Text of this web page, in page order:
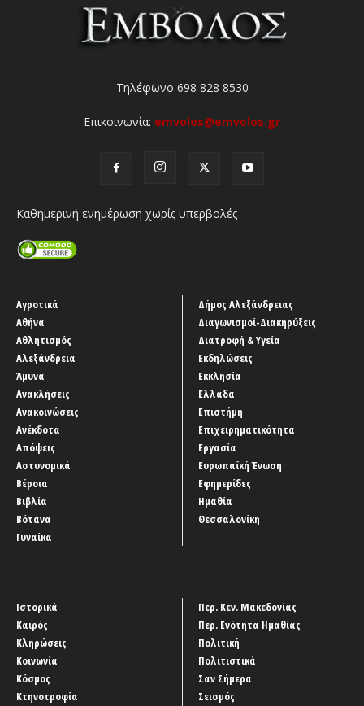
Τηλέφωνο 698 828 8530
Επικοινωνία: emvolos@emvolos.gr
Καθημερινή ενημέρωση χωρίς υπερβολές
Αγροτικά
Αθήνα
Αθλητισμός
Αλεξάνδρεια
Άμυνα
Ανακλήσεις
Ανακοινώσεις
Ανέκδοτα
Απόψεις
Αστυνομικά
Βέροια
Βιβλία
Βότανα
Γυναίκα
Δήμος Αλεξάνδρειας
Διαγωνισμοί-Διακηρύξεις
Διατροφή & Υγεία
Εκδηλώσεις
Εκκλησία
Ελλάδα
Επιστήμη
Επιχειρηματικότητα
Εργασία
Ευρωπαϊκή Ένωση
Εφημερίδες
Ημαθία
Θεσσαλονίκη
Ιστορικά
Καιρός
Κληρώσεις
Κοινωνία
Κόσμος
Κτηνοτροφία
Περ. Κεν. Μακεδονίας
Περ. Ενότητα Ημαθίας
Πολιτική
Πολιτιστικά
Σαν Σήμερα
Σεισμός